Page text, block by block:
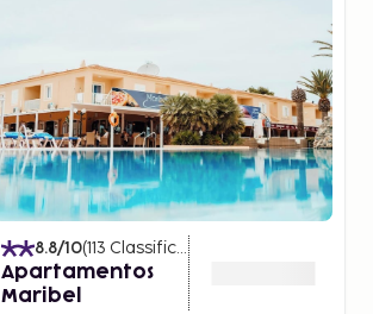
8.8/10(113 Classificações
Apartamentos
Maribel